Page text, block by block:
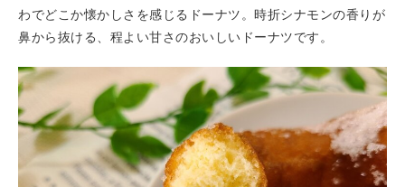
わでどこか懐かしさを感じるドーナツ。時折シナモンの香りが
鼻から抜ける、程よい甘さのおいしいドーナツです。